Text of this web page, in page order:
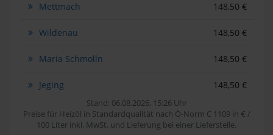
Mettmach 148,50 €
Wildenau 148,50 €
Maria Schmolln 148,50 €
Jeging 148,50 €
Stand: 06.08.2026, 15:26 Uhr
Preise für Heizöl in Standardqualität nach Ö-Norm C 1109 in € /
100 Liter inkl. MwSt. und Lieferung bei einer Lieferstelle.